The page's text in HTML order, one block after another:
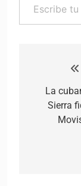
La
Sierra